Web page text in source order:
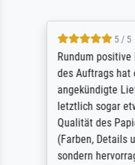
5 / 5
Rundum
des Auftrags hat
angekündigte
letztlich sogar
Qualität des
(Farben, Details
sondern